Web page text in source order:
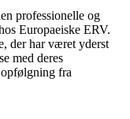
professionelle og
Europaeiske ERV.
der har været yderst
med deres
fra